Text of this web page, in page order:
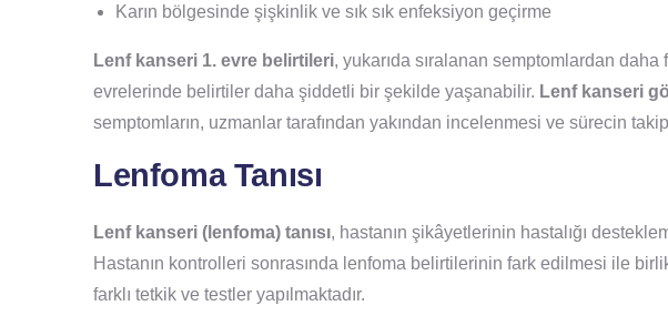
Karın bölgesinde şişkinlik ve sık sık enfeksiyon geçirme
Lenf kanseri 1. evre belirtileri, yukarıda sıralanan semptomlardan daha
evrelerinde belirtiler daha şiddetli bir şekilde yaşanabilir. Lenf kanseri
semptomların, uzmanlar tarafından yakından incelenmesi ve sürecin
Lenfoma Tanısı
Lenf kanseri (lenfoma) tanısı, hastanın şikâyetlerinin hastalığı
Hastanın kontrolleri sonrasında lenfoma belirtilerinin fark edilmesi ile
farklı tetkik ve testler yapılmaktadır.